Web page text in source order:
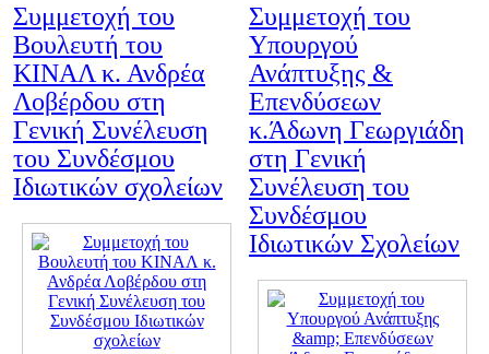
Συμμετοχή του
Βουλευτή του
ΚΙΝΑΛ κ. Ανδρέα
Λοβέρδου στη
Γενική Συνέλευση
του Συνδέσμου
Ιδιωτικών σχολείων
Συμμετοχή του
Υπουργού
Ανάπτυξης &
Επενδύσεων
κ.Άδωνη Γεωργιάδη
στη Γενική
Συνέλευση του
Συνδέσμου
Ιδιωτικών Σχολείων